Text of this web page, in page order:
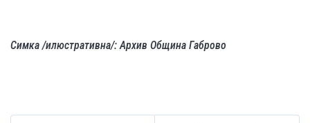
Симка /илюстративна/: Архив Община Габрово